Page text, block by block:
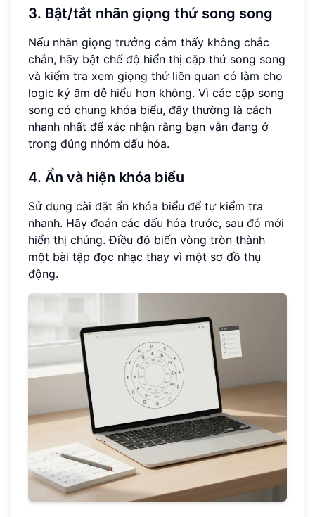
3. Bật/tắt nhãn giọng thứ song song
Nếu nhãn giọng trưởng cảm thấy không chắc
chắn, hãy bật chế độ hiển thị cặp thứ song song
và kiểm tra xem giọng thứ liên quan có làm cho
logic ký âm dễ hiểu hơn không. Vì các cặp song
song có chung khóa biểu, đây thường là cách
nhanh nhất để xác nhận rằng bạn vẫn đang ở
trong đúng nhóm dấu hóa.
4. Ẩn và hiện khóa biểu
Sử dụng cài đặt ẩn khóa biểu để tự kiểm tra
nhanh. Hãy đoán các dấu hóa trước, sau đó mới
hiển thị chúng. Điều đó biến vòng tròn thành
một bài tập đọc nhạc thay vì một sơ đồ thụ
động.